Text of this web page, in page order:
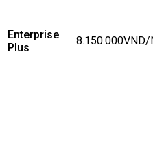
Enterprise
Plus
8.150.000VND/